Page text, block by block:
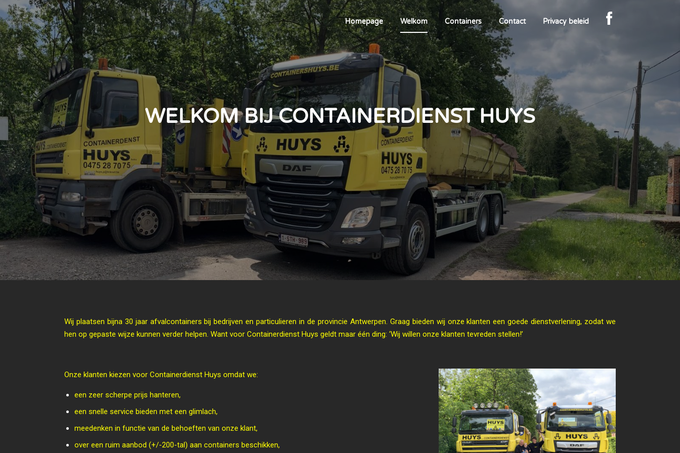
Homepage Welkom Containers Contact Privacy beleid
WELKOM BIJ CONTAINERDIENST HUYS
Wij plaatsen bijna 30 jaar afvalcontainers bij bedrijven en particulieren in de provincie Antwerpen. Graag bieden wij onze klanten een goede dienstverlening, zodat we
hen op gepaste wijze kunnen verder helpen. Want voor Containerdienst Huys geldt maar één ding: ‘Wij willen onze klanten tevreden stellen!’
Onze klanten kiezen voor Containerdienst Huys omdat we:
een zeer scherpe prijs hanteren,
een snelle service bieden met een glimlach,
meedenken in functie van de behoeften van onze klant,
over een ruim aanbod (+/-200-tal) aan containers beschikken,